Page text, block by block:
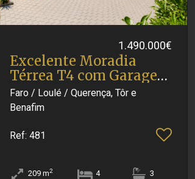
1.490.000€
Excelente Moradia
Térrea T4 com Garagem
e Vis.​..
Faro / Loulé / Querença, Tôr e
Benafim
Ref: 481
209 m2 4 3